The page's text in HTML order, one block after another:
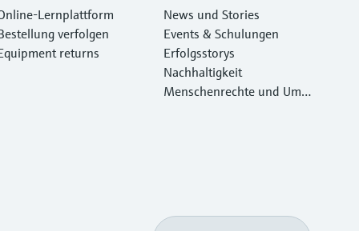
Lernplattform
verfolgen
returns
News und Stories
Events & Schulungen
Erfolgsstorys
Nachhaltigkeit
Menschenrechte und Umw